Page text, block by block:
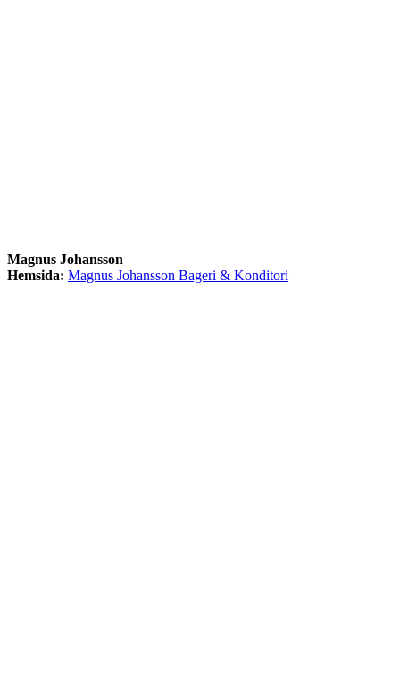
Magnus Johansson
Hemsida: Magnus Johansson Bageri & Konditori